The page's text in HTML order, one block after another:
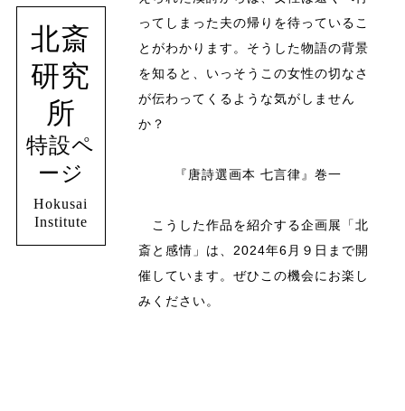
ってしまった夫の帰りを待っているこ
とがわかります。そうした物語の背景
を知ると、いっそうこの女性の切なさ
が伝わってくるような気がしません
か？
『唐詩選画本 七言律』巻一
こうした作品を紹介する企画展「北
斎と感情」は、2024年6月９日まで開
催しています。ぜひこの機会にお楽し
みください。
北斎
研究
所
特設ペ
ージ
Hokusai
Institute